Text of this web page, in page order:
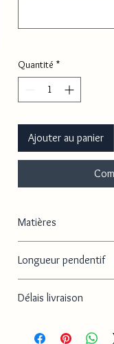
Quantité *
Ajouter au panier
Matières
Longueur pendentif
Délais livraison
Délai de traitement